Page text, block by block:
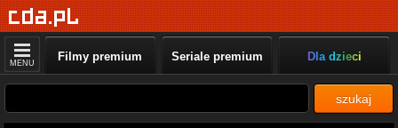
MENU Filmy premium Seriale premium Dla dzieci
szukaj